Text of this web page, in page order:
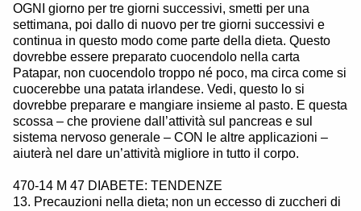
OGNI giorno per tre giorni successivi, smetti per una
settimana, poi dallo di nuovo per tre giorni successivi e
continua in questo modo come parte della dieta. Questo
dovrebbe essere preparato cuocendolo nella carta
Patapar, non cuocendolo troppo né poco, ma circa come si
cuocerebbe una patata irlandese. Vedi, questo lo si
dovrebbe preparare e mangiare insieme al pasto. E questa
scossa – che proviene dall’attività sul pancreas e sul
sistema nervoso generale – CON le altre applicazioni –
aiuterà nel dare un’attività migliore in tutto il corpo.
470-14 M 47 DIABETE: TENDENZE
13. Precauzioni nella dieta; non un eccesso di zuccheri di